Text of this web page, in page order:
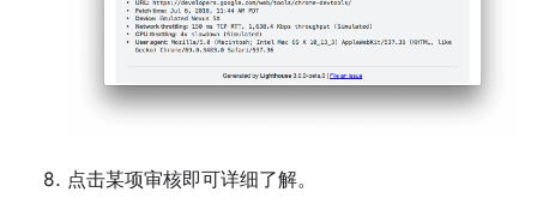
点击某项审核即可详细了解。